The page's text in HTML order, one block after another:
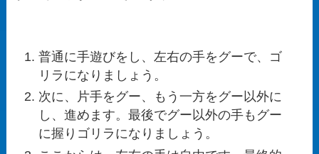
普通に手遊びをし、左右の手をグーで、ゴ
リラになりましょう。
次に、片手をグー、もう一方をグー以外に
し、進めます。最後でグー以外の手もグー
に握りゴリラになりましょう。